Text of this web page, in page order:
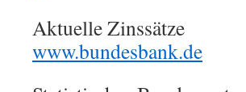
Aktuelle Zinssätze
www.bundesbank.de